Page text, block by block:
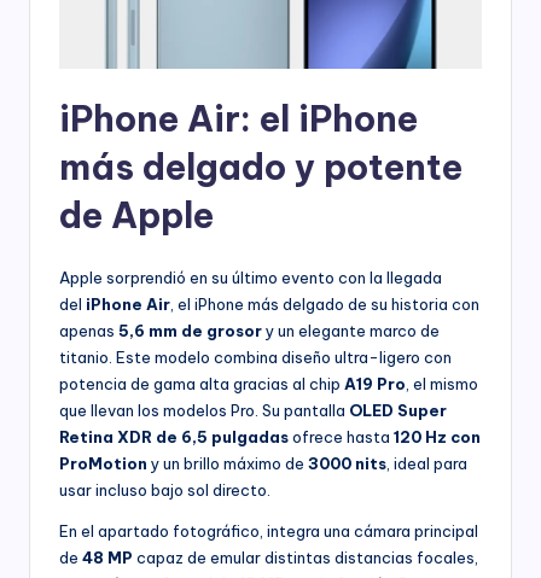
iPhone Air: el iPhone
más delgado y potente
de Apple
Apple sorprendió en su último evento con la llegada
del iPhone Air , el iPhone más delgado de su historia con
apenas 5,6 mm de grosory un elegante marco de
titanio. Este modelo combina diseño ultra-ligero con
potencia de gama alta gracias al chip A19 Pro , el mismo
que llevan los modelos Pro. Su pantalla OLED Super
Retina XDR de 6,5 pulgadasofrece hasta 120 Hz con
ProMotion y un brillo máximo de 3000 nits , ideal para
usar incluso bajo sol directo.
En el apartado fotográfico, integra una cámara principal
de 48 MP capaz de emular distintas distancias focales,